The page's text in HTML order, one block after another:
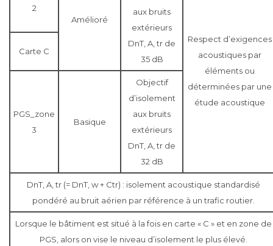
2
Amélioré
aux bruits
extérieurs
DnT, A, tr de
35 dB
Respect d’exigences
acoustiques par
éléments ou
déterminées par une
étude acoustique
Carte C
PGS_zone
3
Basique
Objectif
d’isolement
aux bruits
extérieurs
DnT, A, tr de
32 dB
DnT, A, tr (= DnT, w + Ctr) : isolement acoustique standardisé
pondéré au bruit aérien par référence à un trafic routier.
Lorsque le bâtiment est situé à la fois en carte « C » et en zone de
PGS, alors on vise le niveau d’isolement le plus élevé.